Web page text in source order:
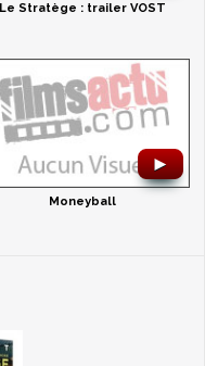
Le Stratège : trailer VOST
►
Moneyball